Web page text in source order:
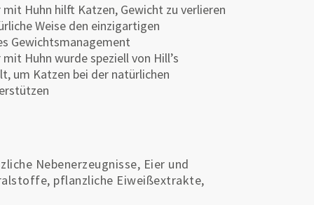
Huhn hilft Katzen, Gewicht zu verlieren
Weise den einzigartigen
Gewichtsmanagement
Huhn wurde speziell von Hill’s
um Katzen bei der natürlichen
Nebenerzeugnisse, Eier und
pflanzliche Eiweißextrakte,